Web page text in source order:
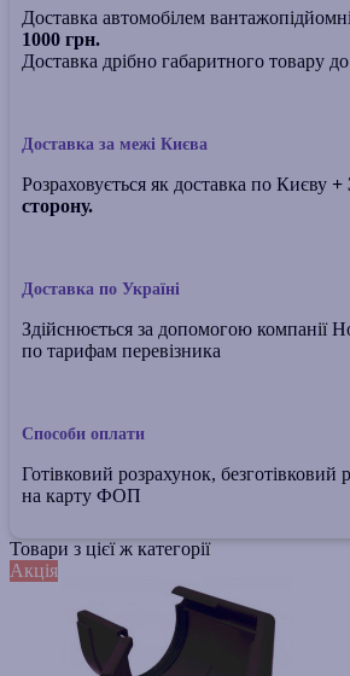
Доставка автомобілем
1000 грн.
Доставка дрібно габаритного товару
Доставка за межі Києва
Розраховується як доставка по Києву +
сторону.
Доставка по Україні
Здійснюється за допомогою компанії
по тарифам перевізника
Способи оплати
Готівковий розрахунок, безготівковий
на карту ФОП
Товари з цієї ж категорії
Акція